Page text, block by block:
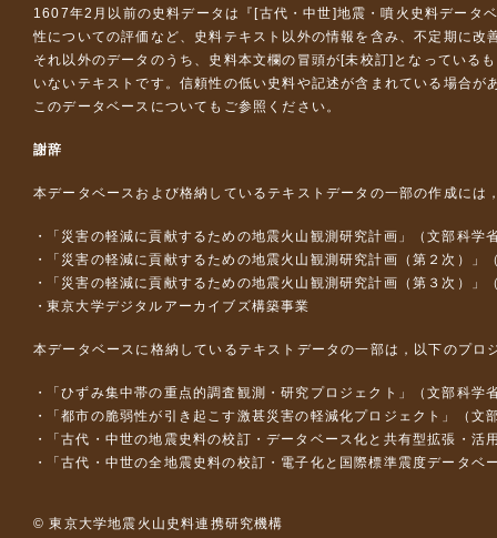
1607年2月以前の史料データは『 [古代・中世]地震・噴火史料データ
性についての評価など、史料テキスト以外の情報を含み、不定期に改
それ以外のデータのうち、史料本文欄の冒頭が[未校訂]となっている
いないテキストです。信頼性の低い史料や記述が含まれている場合が
このデータベースについて もご参照ください。
謝辞
本データベースおよび格納しているテキストデータの一部の作成には
「災害の軽減に貢献するための地震火山観測研究計画」（文部科学
「災害の軽減に貢献するための地震火山観測研究計画（第２次）」
「災害の軽減に貢献するための地震火山観測研究計画（第３次）」
東京大学デジタルアーカイブズ構築事業
本データベースに格納しているテキストデータの一部は，以下のプロ
「ひずみ集中帯の重点的調査観測・研究プロジェクト」（文部科
「都市の脆弱性が引き起こす激甚災害の軽減化プロジェクト」（
「古代・中世の地震史料の校訂・データベース化と共有型拡張・
「古代・中世の全地震史料の校訂・電子化と国際標準震度データ
© 東京大学地震火山史料連携研究機構